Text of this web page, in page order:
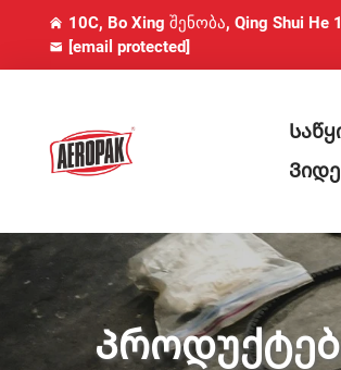
10C, Bo Xing შენობა, Qing Shui He
[email protected]